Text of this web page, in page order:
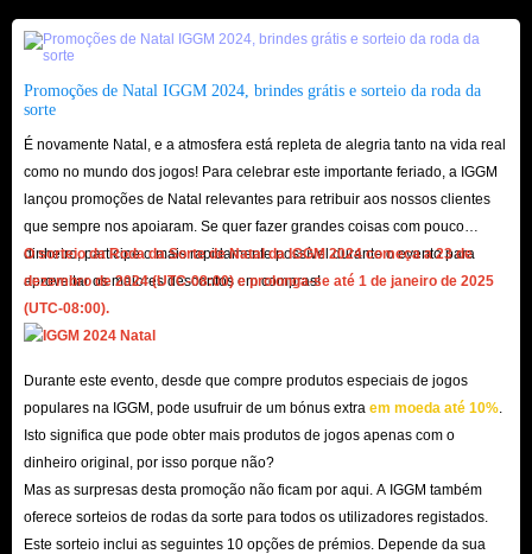
Promoções de Natal IGGM 2024, brindes grátis e sorteio da roda da
sorte
É novamente Natal, e a atmosfera está repleta de alegria tanto na vida real
como no mundo dos jogos! Para celebrar este importante feriado, a IGGM
lançou promoções de Natal relevantes para retribuir aos nossos clientes
que sempre nos apoiaram. Se quer fazer grandes coisas com pouco
dinheiro, participe o mais rapidamente possível durante o evento para
aproveitar os maiores descontos em compras!
O sorteio da Roda da Sorte de Natal da IGGM 2024 começa a 23 de
dezembro de 2024 (UTC-08:00) e prolonga-se até 1 de janeiro de 2025
(UTC-08:00).
Durante este evento, desde que compre produtos especiais de jogos
populares na IGGM, pode usufruir de um bónus extra em moeda até 10%
Isto significa que pode obter mais produtos de jogos apenas com o
dinheiro original, por isso porque não?
Mas as surpresas desta promoção não ficam por aqui. A IGGM também
oferece sorteios de rodas da sorte para todos os utilizadores registados.
Este sorteio inclui as seguintes 10 opções de prémios. Depende da sua